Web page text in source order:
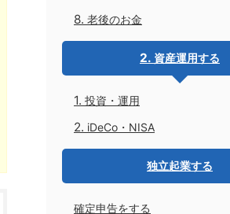
老後のお金
資産運用する
投資・運用
iDeCo・NISA
独立起業する
確定申告をする